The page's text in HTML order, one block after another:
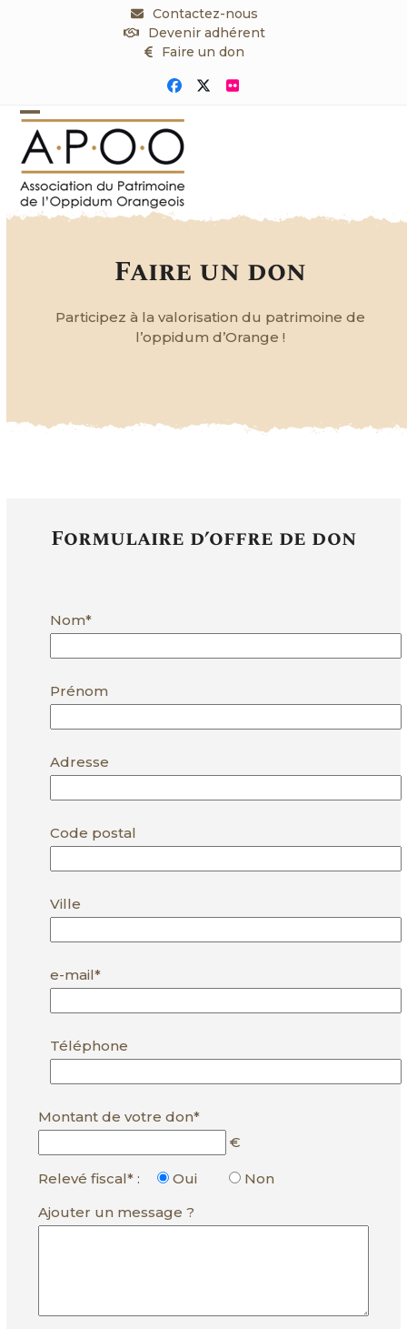
Contactez-nous
Devenir adhérent
Faire un don
Facebook
TwitterFlickr
Open
mobile
menu
Close
mobile
menu
Faire un don
Participez à la valorisation du patrimoine de
l’oppidum d’Orange !
Formulaire d’offre de don
Nom*
Prénom
Adresse
Code postal
Ville
e-mail*
Téléphone
Montant de votre don*
€
Relevé fiscal* : Oui
Non
Ajouter un message ?